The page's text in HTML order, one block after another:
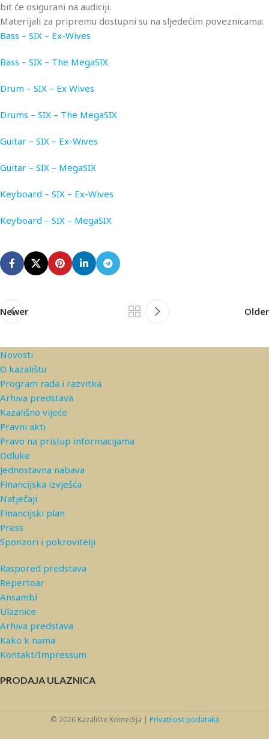
bit će osigurani na audiciji.
Materijali za pripremu dostupni su na sljedećim poveznicama:
Bass – SIX – Ex-Wives
Bass – SIX – The MegaSIX
Drum – SIX – Ex Wives
Drums – SIX – The MegaSIX
Guitar – SIX – Ex-Wives
Guitar – SIX – MegaSIX
Keyboard – SIX – Ex-Wives
Keyboard – SIX – MegaSIX
Newer Older
Novosti
O kazalištu
Program rada i razvitka
Arhiva predstava
Kazališno vijeće
Pravni akti
Pravo na pristup informacijama
Odluke
Jednostavna nabava
Financijska izvješća
Natječaji
Financijski plan
Press
Sponzori i pokrovitelji
Raspored predstava
Repertoar
Ansambl
Ulaznice
Arhiva predstava
Kako k nama
Kontakt/Impressum
PRODAJA ULAZNICA
© 2026 Kazalište Komedija | Privatnost podataka